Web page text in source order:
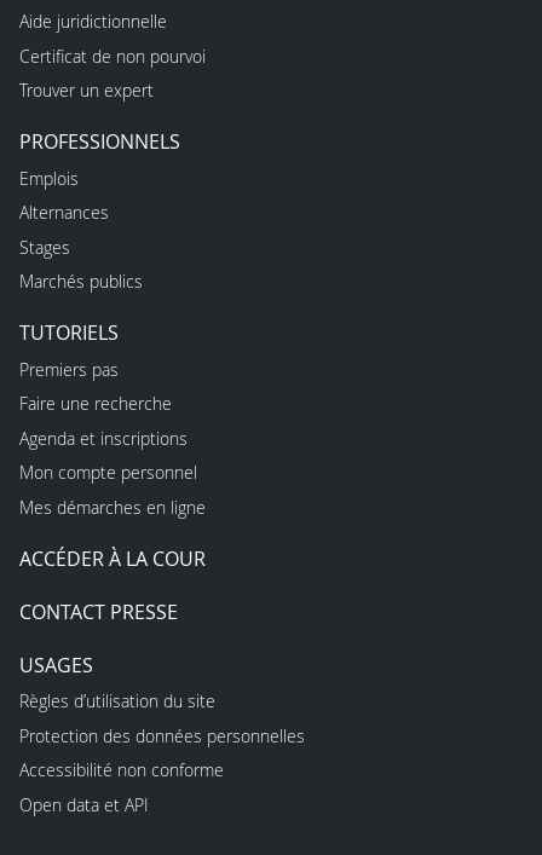
Aide juridictionnelle
Certificat de non pourvoi
Trouver un expert
PROFESSIONNELS
Emplois
Alternances
Stages
Marchés publics
TUTORIELS
Premiers pas
Faire une recherche
Agenda et inscriptions
Mon compte personnel
Mes démarches en ligne
ACCÉDER À LA COUR
CONTACT PRESSE
USAGES
Règles d’utilisation du site
Protection des données personnelles
Accessibilité non conforme
Open data et API